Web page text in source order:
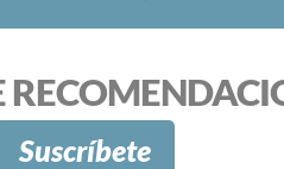
Suscríbete